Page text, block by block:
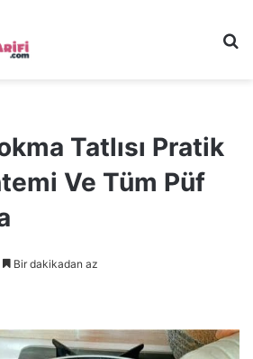
Tatlısı Pratik
Ve Tüm Püf
Bir dakikadan az